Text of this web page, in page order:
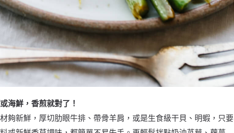
海鮮，香煎就對了！
夠新鮮，厚切肋眼牛排、帶骨羊肩，或是生食級干貝、明蝦，只要